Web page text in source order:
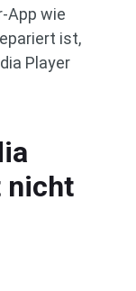
App wie
ist,
Player
nicht